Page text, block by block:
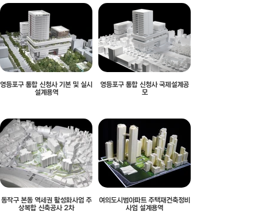
영등포구 통합 신청사 기본 및 실시
설계용역
영등포구 통합 신청사 국제설계공
모
동작구 본동 역세권 활성화사업 주
상복합 신축공사 2차
여의도시범아파트 주택재건축정비
사업 설계용역